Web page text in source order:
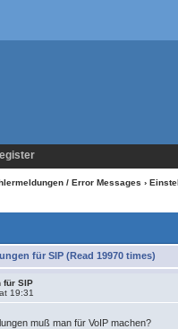
/ Error Messages ›
für SIP (Read 19970 times)
für SIP
19:31
muß man für VoIP machen?